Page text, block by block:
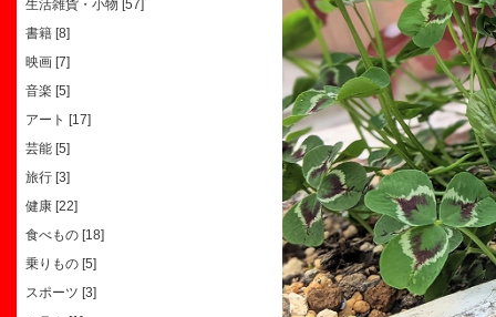
生活雑貨・小物 [57]
書籍 [8]
映画 [7]
音楽 [5]
アート [17]
芸能 [5]
旅行 [3]
健康 [22]
食べもの [18]
乗りもの [5]
スポーツ [3]